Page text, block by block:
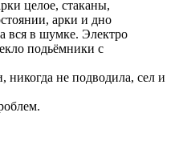
целое, стаканы,
арки и дно
вся в шумке. Электро
подьёмники с
не подводила, сел и